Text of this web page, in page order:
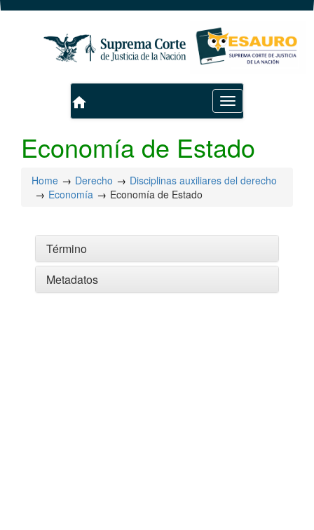
Toggle
navigation
home
Economía de Estado
Home Derecho
Disciplinas auxiliares del derecho
Economía
Economía de Estado
Término
Metadatos